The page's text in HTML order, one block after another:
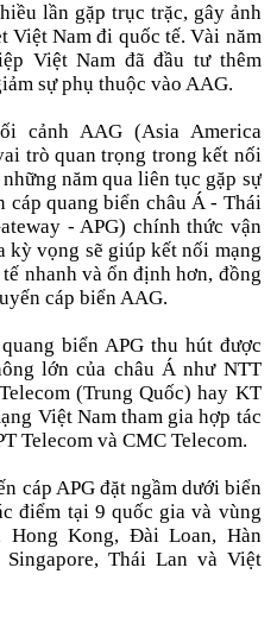
lần gặp trục trặc, gây ảnh
Việt Nam đi quốc tế. Vài năm
Việt Nam đã đầu tư thêm
sự phụ thuộc vào AAG.
cảnh AAG (Asia America
trò quan trọng trong kết nối
năm qua liên tục gặp sự
cáp quang biển châu Á - Thái
- APG) chính thức vận
kỳ vọng sẽ giúp kết nối mạng
nhanh và ổn định hơn, đồng
cáp biển AAG.
biển APG thu hút được
lớn của châu Á như NTT
(Trung Quốc) hay KT
Việt Nam tham gia hợp tác
Telecom và CMC Telecom.
cáp APG đặt ngầm dưới biển
điểm tại 9 quốc gia và vùng
Hong Kong, Đài Loan, Hàn
Thái Lan và Việt